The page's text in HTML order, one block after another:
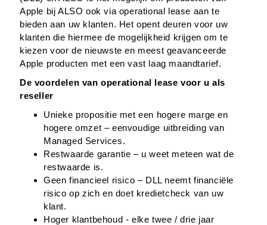
Apple bij ALSO ook via operational lease aan te
bieden aan uw klanten. Het opent deuren voor uw
klanten die hiermee de mogelijkheid krijgen om te
kiezen voor de nieuwste en meest geavanceerde
Apple producten met een vast laag maandtarief.
De voordelen van operational lease voor u als
reseller
Unieke propositie met een hogere marge en
hogere omzet – eenvoudige uitbreiding van
Managed Services.
Restwaarde garantie – u weet meteen wat de
restwaarde is.
Geen financieel risico – DLL neemt financiële
risico op zich en doet kredietcheck van uw
klant.
Hoger klantbehoud - elke twee / drie jaar